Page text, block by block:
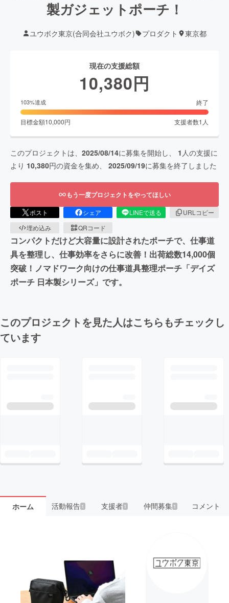
製ガジェットポーチ！
ユウボク東京(合同会社ユウボク) プロダクト 東京都
現在の支援総額
10,380円
103%達成 終了
目標金額10,000円 支援者数1 人
このプロジェクトは、 2025/08/14に募集を開始し、 1 人の支援に
より 10,380円の資金を集め、 2025/09/19に募集を終了しました
もう一度プロジェクトをやってほしい
ポスト シェア LINEで送る
URLコピー
埋め込み
QRコード
コンパクトだけど大容量に設計されたポーチで、仕事道
具を整理し、仕事効率をさらに改善！出荷総数14,000個
突破！ノマドワーク向けの仕事道具整理ポーチ「デイズ
ポーチ 日本製シリーズ」です。
このプロジェクトを見た人はこちらもチェックし
ています
ホーム 活動報告1 支援者 1 仲間募集 1 コメント